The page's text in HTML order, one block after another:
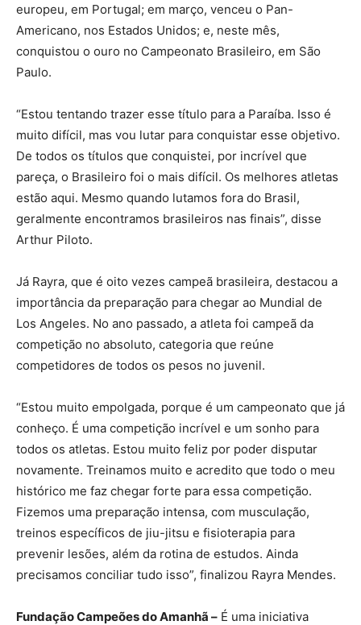
europeu, em Portugal; em março, venceu o Pan-
Americano, nos Estados Unidos; e, neste mês,
conquistou o ouro no Campeonato Brasileiro, em São
Paulo.
“Estou tentando trazer esse título para a Paraíba. Isso é
muito difícil, mas vou lutar para conquistar esse objetivo.
De todos os títulos que conquistei, por incrível que
pareça, o Brasileiro foi o mais difícil. Os melhores atletas
estão aqui. Mesmo quando lutamos fora do Brasil,
geralmente encontramos brasileiros nas finais”, disse
Arthur Piloto.
Já Rayra, que é oito vezes campeã brasileira, destacou a
importância da preparação para chegar ao Mundial de
Los Angeles. No ano passado, a atleta foi campeã da
competição no absoluto, categoria que reúne
competidores de todos os pesos no juvenil.
“Estou muito empolgada, porque é um campeonato que já
conheço. É uma competição incrível e um sonho para
todos os atletas. Estou muito feliz por poder disputar
novamente. Treinamos muito e acredito que todo o meu
histórico me faz chegar forte para essa competição.
Fizemos uma preparação intensa, com musculação,
treinos específicos de jiu-jitsu e fisioterapia para
prevenir lesões, além da rotina de estudos. Ainda
precisamos conciliar tudo isso”, finalizou Rayra Mendes.
Fundação Campeões do Amanhã – É uma iniciativa